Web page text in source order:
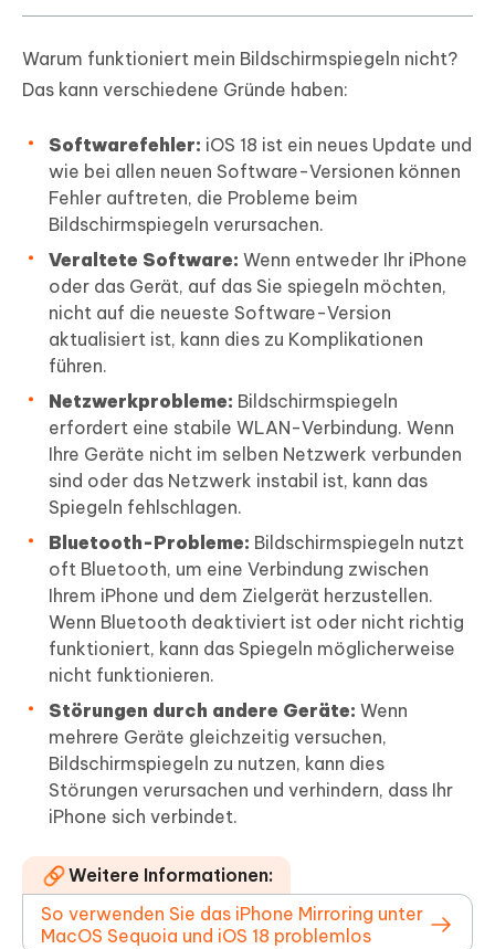
Warum funktioniert mein Bildschirmspiegeln nicht?
Das kann verschiedene Gründe haben:
Softwarefehler: iOS 18 ist ein neues Update und
wie bei allen neuen Software-Versionen können
Fehler auftreten, die Probleme beim
Bildschirmspiegeln verursachen.
Veraltete Software: Wenn entweder Ihr iPhone
oder das Gerät, auf das Sie spiegeln möchten,
nicht auf die neueste Software-Version
aktualisiert ist, kann dies zu Komplikationen
führen.
Netzwerkprobleme: Bildschirmspiegeln
erfordert eine stabile WLAN-Verbindung. Wenn
Ihre Geräte nicht im selben Netzwerk verbunden
sind oder das Netzwerk instabil ist, kann das
Spiegeln fehlschlagen.
Bluetooth-Probleme: Bildschirmspiegeln nutzt
oft Bluetooth, um eine Verbindung zwischen
Ihrem iPhone und dem Zielgerät herzustellen.
Wenn Bluetooth deaktiviert ist oder nicht richtig
funktioniert, kann das Spiegeln möglicherweise
nicht funktionieren.
Störungen durch andere Geräte: Wenn
mehrere Geräte gleichzeitig versuchen,
Bildschirmspiegeln zu nutzen, kann dies
Störungen verursachen und verhindern, dass Ihr
iPhone sich verbindet.
Weitere Informationen:
So verwenden Sie das iPhone Mirroring unter
MacOS Sequoia und iOS 18 problemlos